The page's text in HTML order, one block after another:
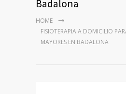
Badalona
HOME
FISIOTERAPIA A DOMICILIO
MAYORES EN BADALONA